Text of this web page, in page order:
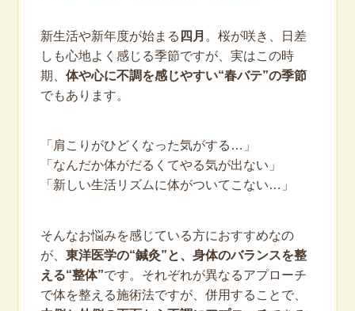
新生活や新年度が始まる 四月 。桜が咲き、日差
しも心地よく感じる季節ですが、実はこの時
期、 体や心に不調を感じやすい“春バテ”の季節
でもあります。
「肩こりがひどくなった気がする…」
「なんだか体がだるくてやる気が出ない」
「新しい生活リズムに体がついてこない…」
そんなお悩みを感じている方におすすめなの
が、 東洋医学の“鍼灸”と、身体のバランスを整
える“整体”です。それぞれが異なるアプローチ
で体を整える施術法ですが、併用することで、